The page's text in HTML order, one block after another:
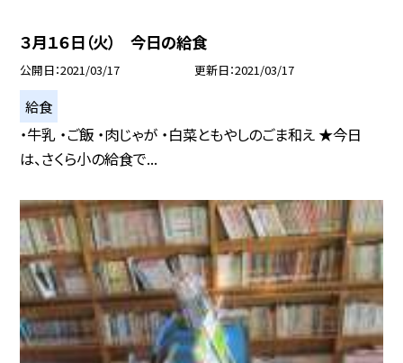
３月１６日（火） 今日の給食
公開日 2021/03/17 更新日 2021/03/17
給食
・牛乳 ・ご飯 ・肉じゃが ・白菜ともやしのごま和え ★今日
は、さくら小の給食で...